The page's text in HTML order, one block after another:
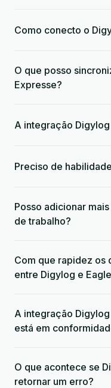
Como conecto o
O que posso
Expresse?
A integração
Preciso de
Posso adicionar
de trabalho?
Com que rapidez os
entre Digylog e
A integração
está em
O que acontece se
retornar um erro?